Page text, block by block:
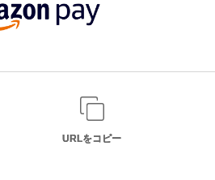
URLをコピー